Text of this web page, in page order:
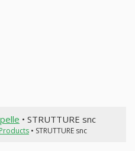
• STRUTTURE snc
• STRUTTURE snc